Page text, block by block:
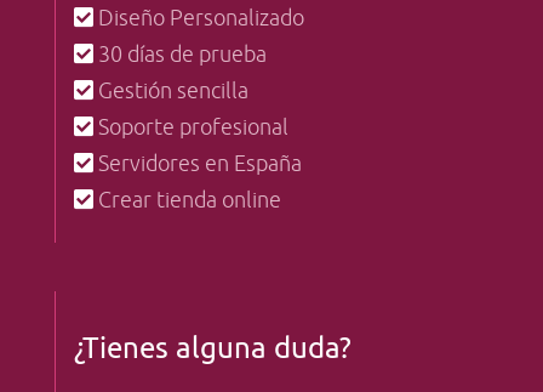
Diseño Personalizado
30 días de prueba
Gestión sencilla
Soporte profesional
Servidores en España
Crear tienda online
¿Tienes alguna duda?